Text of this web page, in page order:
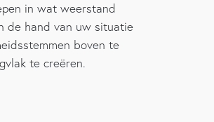
in wat weerstand
de hand van uw situatie
boven te
te creëren.